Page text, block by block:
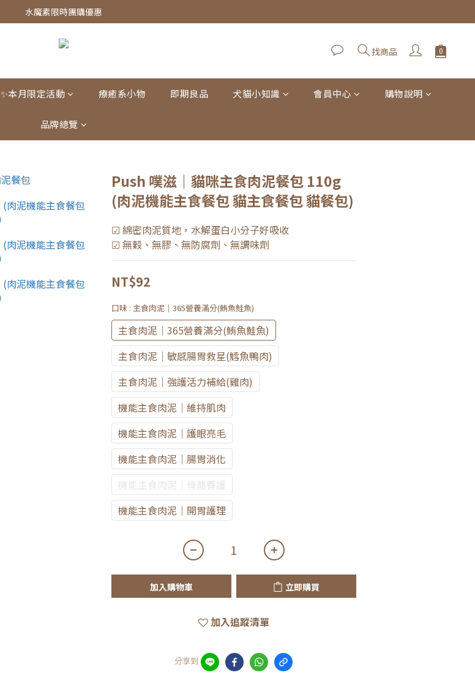
皇家飼料75折餐包$38起
水魔素限時團購優惠
找商品
✨本月限定活動 療癒系小物 即期良品 犬貓小知識 會員中心 購物說明
品牌總覽
Push 噗滋｜貓咪主食肉泥餐包 110g
(肉泥機能主食餐包 貓主食餐包 貓餐包)
☑ 綿密肉泥質地，水解蛋白小分子好吸收
☑ 無穀、無膠、無防腐劑、無調味劑
NT$92
口味 : 主食肉泥｜365營養滿分(鮪魚鮭魚)
主食肉泥｜365營養滿分(鮪魚鮭魚)
主食肉泥｜敏感腸胃救星(鱈魚鴨肉)
主食肉泥｜強護活力補給(雞肉)
機能主食肉泥｜維持肌肉
機能主食肉泥｜護眼亮毛
機能主食肉泥｜腸胃消化
機能主食肉泥｜骨骼養護
機能主食肉泥｜開胃護理
加入購物車 立即購買
加入追蹤清單
分享到